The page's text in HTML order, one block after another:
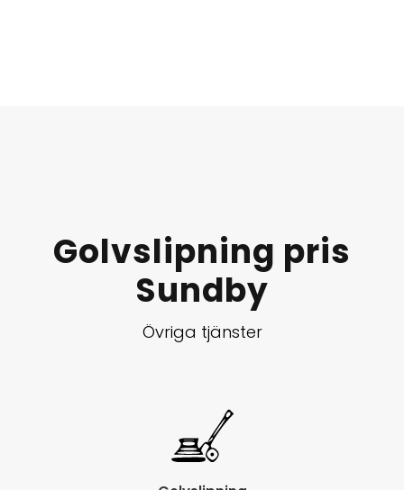
Golvslipning pris
Sundby
Övriga tjänster